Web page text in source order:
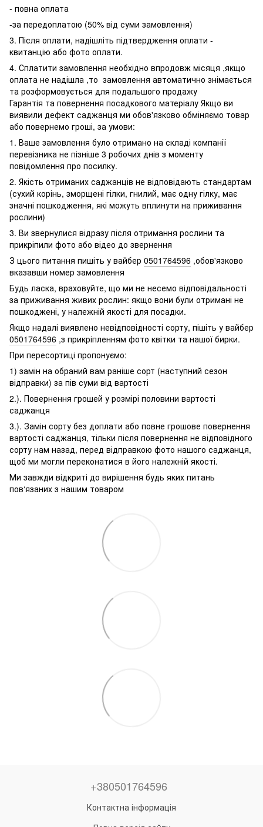
- повна оплата
-за передоплатою (50% від суми замовлення)
3. Після оплати, надішліть підтвердження оплати -
квитанцію або фото оплати.
4. Сплатити замовлення необхідно впродовж місяця ,якщо
оплата не надішла ,то замовлення автоматично знімається
та розформовується для подальшого продажу
Гарантія та повернення посадкового матеріалу Якщо ви
виявили дефект саджанця ми обов'язково обміняємо товар
або повернемо гроші, за умови:
1. Ваше замовлення було отримано на складі компанії
перевізника не пізніше 3 робочих днів з моменту
повідомлення про посилку.
2. Якість отриманих саджанців не відповідають стандартам
(сухий корінь, зморщені гілки, гнилий, має одну гілку, має
значні пошкодження, які можуть вплинути на приживання
рослини)
3. Ви звернулися відразу після отримання рослини та
прикріпили фото або відео до звернення
З цього питання пишіть у вайбер 0501764596 ,обов'язково
вказавши номер замовлення
Будь ласка, враховуйте, що ми не несемо відповідальності
за приживання живих рослин: якщо вони були отримані не
пошкоджені, у належній якості для посадки.
Якщо надалі виявлено невідповідності сорту, пішіть у вайбер
0501764596 ,з прикріпленням фото квітки та нашої бирки.
При пересортиці пропонуємо:
1) замін на обраний вам раніше сорт (наступний сезон
відправки) за пів суми від вартості
2.). Повернення грошей у розмірі половини вартості
саджанця
3.). Замін сорту без доплати або повне грошове повернення
вартості саджанця, тільки після повернення не відповідного
сорту нам назад, перед відправкою фото нашого саджанця,
щоб ми могли переконатися в його належній якості.
Ми завжди відкриті до вирішення будь яких питань
пов‘язаних з нашим товаром
+380501764596
Контактна інформація